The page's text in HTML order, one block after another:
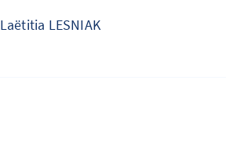
Laëtitia LESNIAK